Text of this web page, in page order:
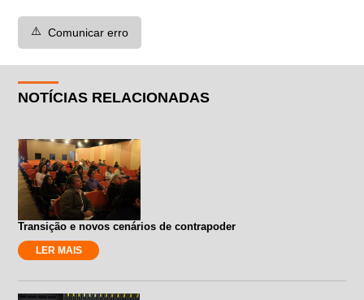
⚠️ Comunicar erro
NOTÍCIAS RELACIONADAS
Transição e novos cenários de contrapoder
LER MAIS